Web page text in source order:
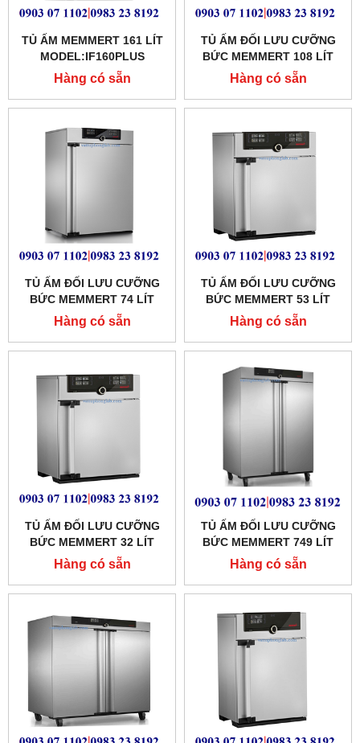
TỦ ẤM MEMMERT 161 LÍT
MODEL:IF160PLUS
Hàng có sẵn
TỦ ẤM ĐỐI LƯU CƯỠNG
BỨC MEMMERT 108 LÍT
MODEL: IF110PLUS
Hàng có sẵn
TỦ ẤM ĐỐI LƯU CƯỠNG
BỨC MEMMERT 74 LÍT
MODEL:IF75PLUS
Hàng có sẵn
TỦ ẤM ĐỐI LƯU CƯỠNG
BỨC MEMMERT 53 LÍT
MODEL:IF55PLUS
Hàng có sẵn
TỦ ẤM ĐỐI LƯU CƯỠNG
BỨC MEMMERT 32 LÍT
MODEL:IF30PLUS
Hàng có sẵn
TỦ ẤM ĐỐI LƯU CƯỠNG
BỨC MEMMERT 749 LÍT
MODEL:IF750
Hàng có sẵn